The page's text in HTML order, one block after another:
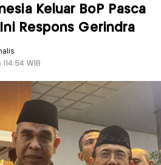
Keluar BoP Pasca
Respons Gerindra
WIB